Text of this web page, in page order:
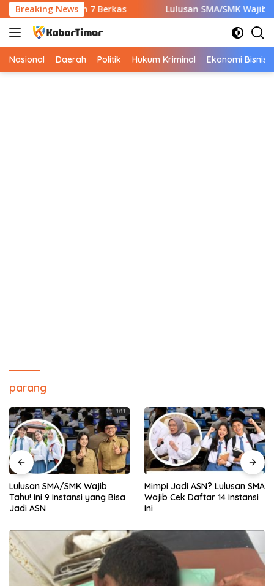
Langsung
ke
konten
Breaking News
Siapkan 7 Berkas Lulusan SMA/SMK Wajib
Nasional Daerah Politik Hukum Kriminal Ekonomi Bisnis
parang
Bisa
Mimpi Jadi ASN? Lulusan SMA
Wajib Cek Daftar 14 Instansi
Menuju ASN
Umumkan Hasil